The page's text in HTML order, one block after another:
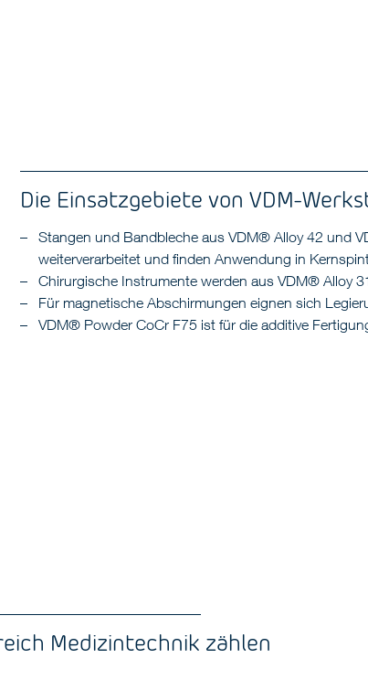
Die Einsatzgebiete von VDM-
Stangen und Bandbleche aus VDM® Alloy 42 und
weiterverarbeitet und finden Anwendung in
Chirurgische Instrumente werden aus VDM® Alloy
Für magnetische Abschirmungen eignen sich
VDM® Powder CoCr F75 ist für die additive
Medizintechnik zählen